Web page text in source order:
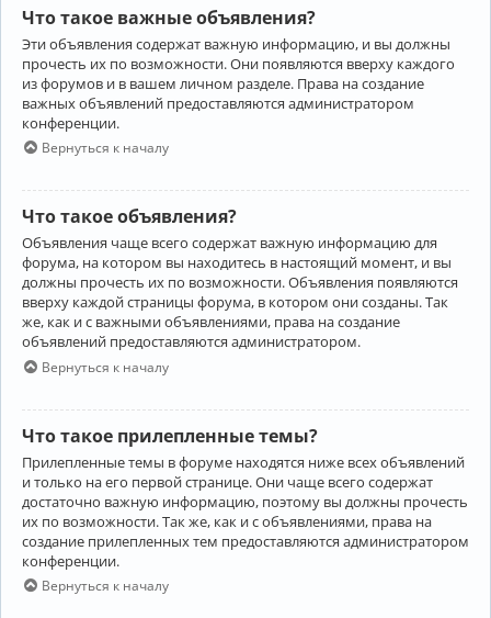
Что такое важные объявления?
Эти объявления содержат важную информацию, и вы должны
прочесть их по возможности. Они появляются вверху каждого
из форумов и в вашем личном разделе. Права на создание
важных объявлений предоставляются администратором
конференции.
Вернуться к началу
Что такое объявления?
Объявления чаще всего содержат важную информацию для
форума, на котором вы находитесь в настоящий момент, и вы
должны прочесть их по возможности. Объявления появляются
вверху каждой страницы форума, в котором они созданы. Так
же, как и с важными объявлениями, права на создание
объявлений предоставляются администратором.
Вернуться к началу
Что такое прилепленные темы?
Прилепленные темы в форуме находятся ниже всех объявлений
и только на его первой странице. Они чаще всего содержат
достаточно важную информацию, поэтому вы должны прочесть
их по возможности. Так же, как и с объявлениями, права на
создание прилепленных тем предоставляются администратором
конференции.
Вернуться к началу